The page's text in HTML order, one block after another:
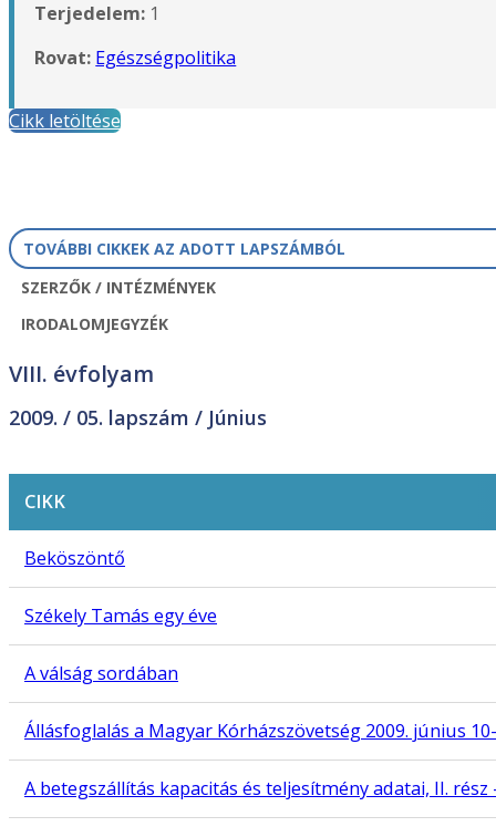
Terjedelem: 1
Rovat: Egészségpolitika
Cikk letöltése
TOVÁBBI CIKKEK AZ ADOTT LAPSZÁMBÓL
SZERZŐK / INTÉZMÉNYEK
IRODALOMJEGYZÉK
VIII. évfolyam
2009. / 05. lapszám / Június
CIKK
Beköszöntő
Székely Tamás egy éve
A válság sordában
Állásfoglalás a Magyar Kórházszövetség 2009. június
A betegszállítás kapacitás és teljesítmény adatai, II. rész